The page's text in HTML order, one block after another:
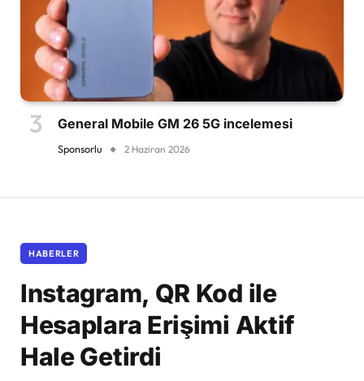
General Mobile GM 26 5G incelemesi
Sponsorlu 2 Haziran 2026
HABERLER
Instagram, QR Kod ile
Hesaplara Erişimi Aktif
Hale Getirdi